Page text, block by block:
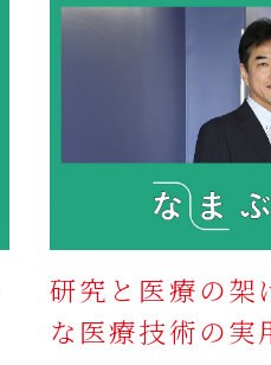
研究と医療の架
な医療技術の実